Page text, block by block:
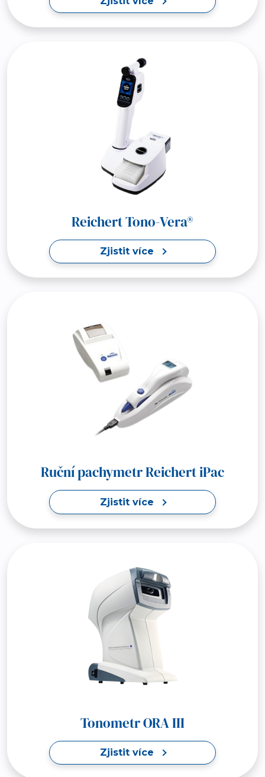
Reichert Tono-Vera®
Zjistit více
Ruční pachymetr Reichert iPac
Zjistit více
Tonometr ORA III
Zjistit více